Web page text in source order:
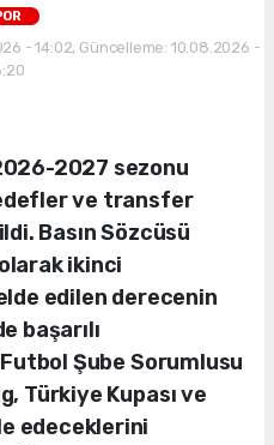
- 14:02, Güncelleme: 10.08.2026 -
2027 sezonu
ve transfer
Basın Sözcüsü
ikinci
edilen derecenin
başarılı
Şube Sorumlusu
Türkiye Kupası ve
edeceklerini